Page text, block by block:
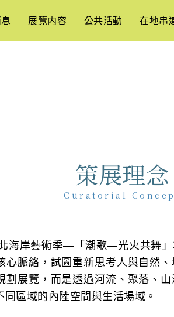
展覽内容 公共活動 在地串
策展理念
Curatorial
海岸藝術季—「潮歌—光火共舞」
心脈絡，試圖重新思考人與自然
劃展覽，而是透過河流、聚落、
同區域的內陸空間與生活場域。